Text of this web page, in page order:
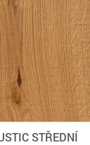
STŘEDNÍ